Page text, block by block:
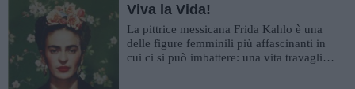
Viva la Vida!
La pittrice messicana Frida Kahlo è una
delle figure femminili più affascinanti in
cui ci si può imbattere: una vita travagliata